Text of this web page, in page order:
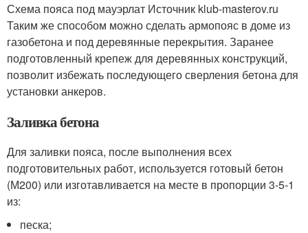
Схема пояса под мауэрлат Источник klub-masterov.ru
Таким же способом можно сделать армопояс в доме из
газобетона и под деревянные перекрытия. Заранее
подготовленный крепеж для деревянных конструкций,
позволит избежать последующего сверления бетона для
установки анкеров.
Заливка бетона
Для заливки пояса, после выполнения всех
подготовительных работ, используется готовый бетон
(М200) или изготавливается на месте в пропорции 3-5-1
из:
песка;